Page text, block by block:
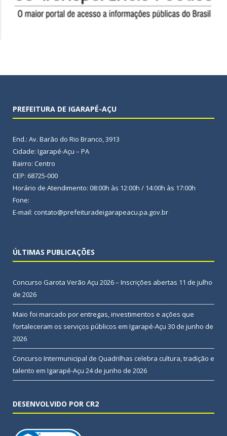
PREFEITURA DE IGARAPÉ-AÇU
End.: Av. Barão do Rio Branco, 3913
Cidade: Igarapé-Açu – PA
Bairro: Centro
CEP: 68725-000
Horário de Atendimento: 08:00h às 12:00h / 14:00h às 17:00h
Fone:
E-mail: contato@prefeituradeigarapeacu.pa.gov.br
ÚLTIMAS PUBLICAÇÕES
Concurso Garota Verão Açu 2026 – Inscrições abertas 11 de julho
de 2026
Maio foi marcado por entregas, investimentos e ações que
fortaleceram os serviços públicos em Igarapé-Açu 30 de junho de
2026
Concurso Intermunicipal de Quadrilhas celebra cultura, tradição e
talento em Igarapé-Açu 24 de junho de 2026
DESENVOLVIDO POR CR2